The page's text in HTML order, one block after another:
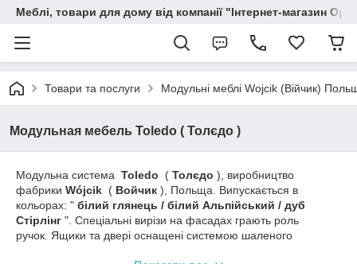
Меблі, товари для дому від компанії "Інтернет-магазин
Товари та послуги Модульні меблі Wojcik (Війчик)
Модульная мебель Toledo ( Толєдо )
Модульна система Toledo ( Толєдо ), виробництво
фабрики Wójcik ( Войчик ), Польща. Випускається в
кольорах: " білий глянець / білий Альпійський / дуб
Стірлінг ". Спеціальні вирізи на фасадах грають роль
ручок. Ящики та двері оснащені системою шаленого